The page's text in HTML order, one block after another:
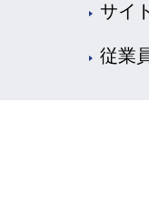
サイ
従業